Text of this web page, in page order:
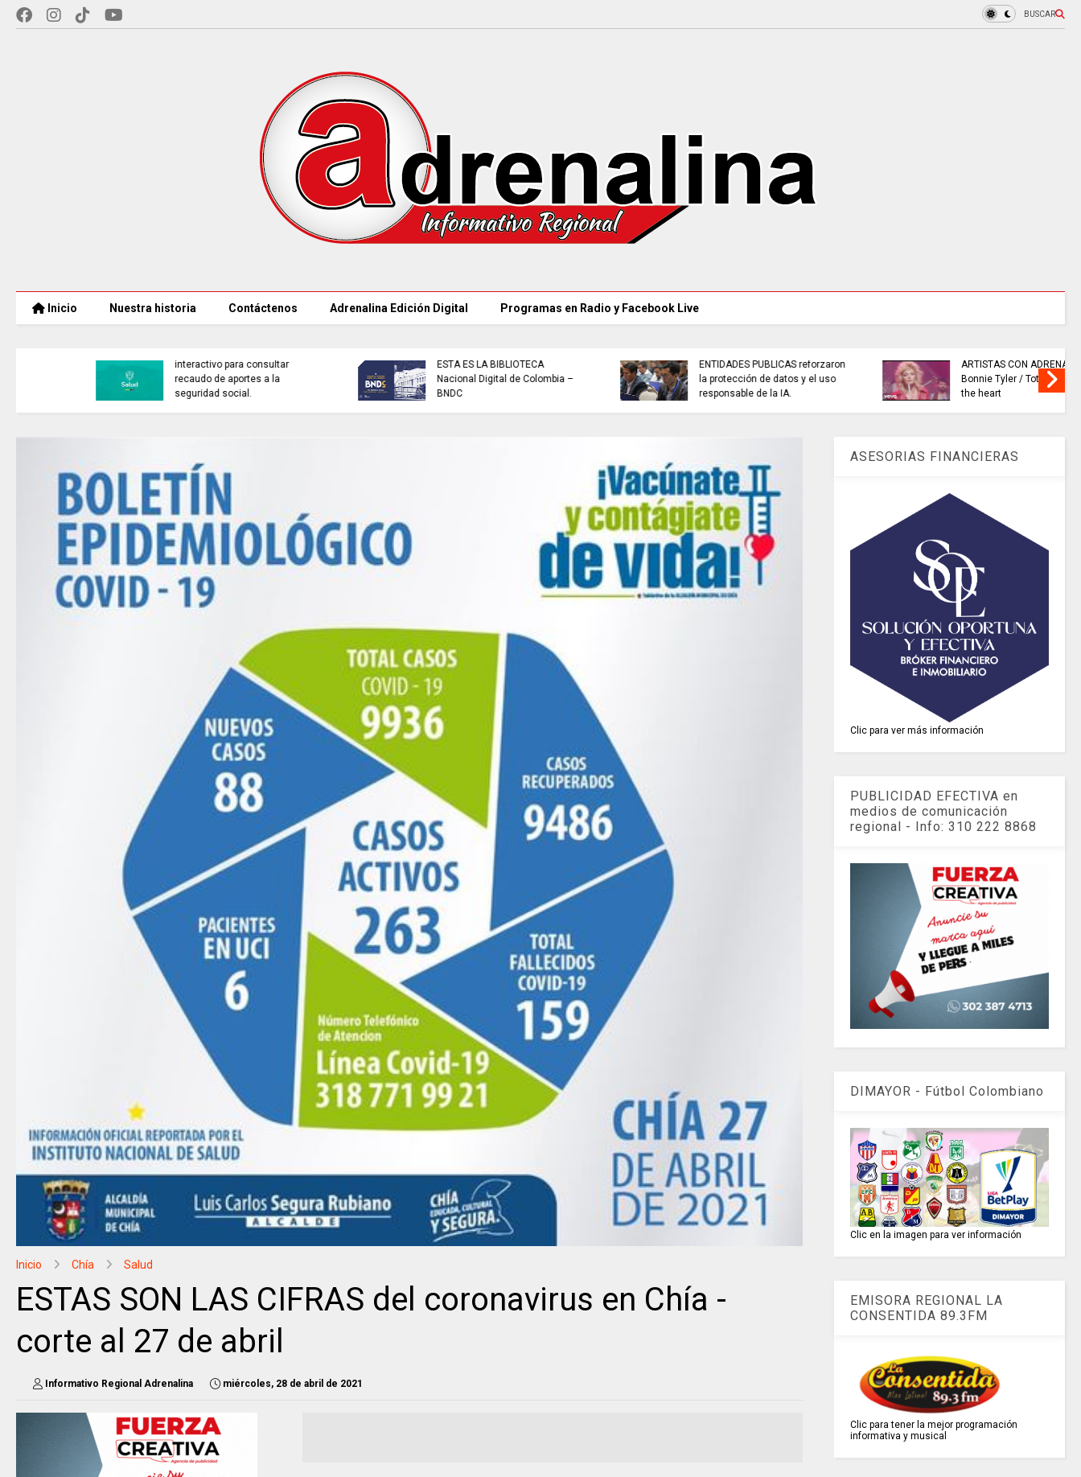
BUSCAR
Inicio Nuestra historia Contáctenos Adrenalina Edición Digital Programas en Radio y Facebook Live
ARTISTAS CON ADRENALINA //
Bonnie Tyler / Total eclipse of
the heart
SELECCIÓN CUNDINAMARCA de
baloncesto se coronó
campeona nacional.
EN CITA CON CUNDINAMARCA
informa: Juan Helmuth
Larrahondo Cardona
INFORMACIÓN internacional
Inicio Chía Salud
ESTAS SON LAS CIFRAS del coronavirus en Chía -
corte al 27 de abril
Informativo Regional Adrenalina miércoles, 28 de abril de 2021
ASESORIAS FINANCIERAS
Clic para ver más información
PUBLICIDAD EFECTIVA en
medios de comunicación
regional - Info: 310 222 8868
DIMAYOR - Fútbol Colombiano
Clic en la imagen para ver información
EMISORA REGIONAL LA
CONSENTIDA 89.3FM
Clic para tener la mejor programación
informativa y musical